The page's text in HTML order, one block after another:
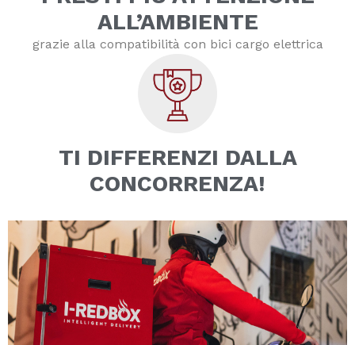
ALL’AMBIENTE
grazie alla compatibilità con bici cargo elettrica
TI DIFFERENZI DALLA
CONCORRENZA!